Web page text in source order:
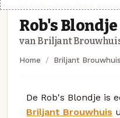
Rob's Blondje
van Briljant
Home Briljant Brouwhuis
De Rob's Blondje is
Briljant Brouwhuis